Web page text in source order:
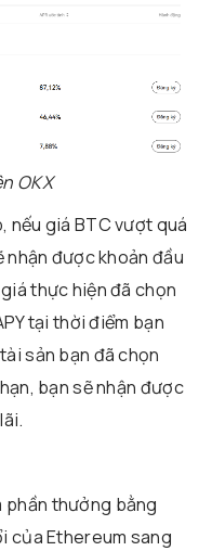
OKX
nếu giá BTC vượt quá
nhận được khoản đầu
thực hiện đã chọn
tại thời điểm bạn
sản bạn đã chọn
bạn sẽ nhận được
phần thưởng bằng
của Ethereum sang